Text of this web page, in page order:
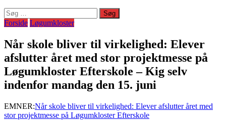
Søg
efter:
Forside Løgumkloster
Når skole bliver til virkelighed: Elever
afslutter året med stor projektmesse på
Løgumkloster Efterskole – Kig selv
indenfor mandag den 15. juni
EMNER:Når skole bliver til virkelighed: Elever afslutter året med
stor projektmesse på Løgumkloster Efterskole